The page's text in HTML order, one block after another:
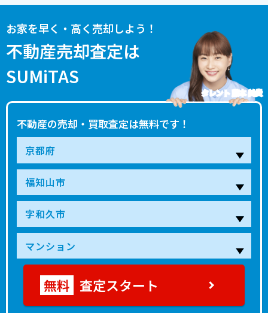
お家を早く・高く売却しよう！
不動産売却査定は
SUMiTAS
不動産の売却・買取査定は無料です！
タレント 藤本 美貴
査定スタート